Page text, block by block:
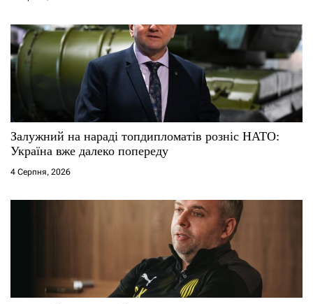
Залужний на нараді топдипломатів розніс НАТО:
Україна вже далеко попереду
4 Серпня, 2026